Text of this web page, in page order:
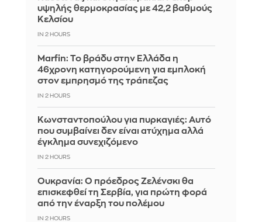
υψηλής θερμοκρασίας με 42,2 βαθμούς
Κελσίου
IN 2 HOURS
Marfin: Το βράδυ στην Ελλάδα η
46χρονη κατηγορούμενη για εμπλοκή
στον εμπρησμό της τράπεζας
IN 2 HOURS
Κωνσταντοπούλου για πυρκαγιές: Αυτό
που συμβαίνει δεν είναι ατύχημα αλλά
έγκλημα συνεχιζόμενο
IN 2 HOURS
Ουκρανία: Ο πρόεδρος Ζελένσκι θα
επισκεφθεί τη Σερβία, για πρώτη φορά
από την έναρξη του πολέμου
IN 2 HOURS